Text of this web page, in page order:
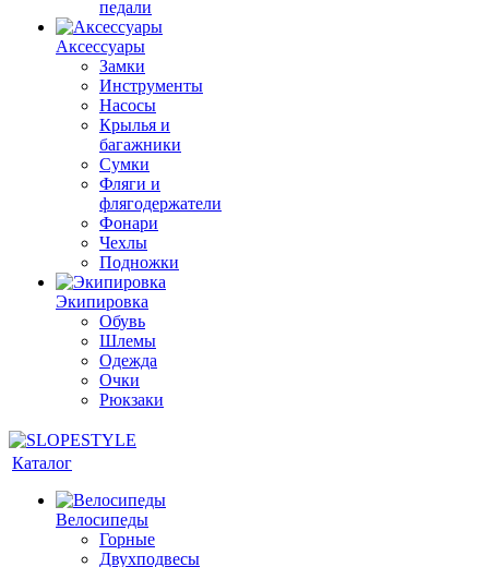
педали
Аксессуары
Замки
Инструменты
Насосы
Крылья и
багажники
Сумки
Фляги и
флягодержатели
Фонари
Чехлы
Подножки
Экипировка
Обувь
Шлемы
Одежда
Очки
Рюкзаки
Каталог
Велосипеды
Горные
Двухподвесы